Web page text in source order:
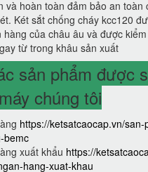
và hoàn toàn đảm bảo an toàn
Két sắt chống cháy kcc120
của châu âu và được
từ trong khâu sản xuất
sản phẩm được
chúng tôi
https://ketsatcaocap.vn/san-
bemc
xuất khẩu https://
hang-xuat-khau